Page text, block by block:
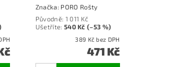
DPH
Značka: PORO Rošty
Původně: 1 011 Kč
Ušetříte: 540 Kč (–53 %)
389 Kč bez DPH
471 Kč